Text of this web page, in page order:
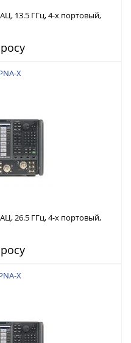
13.5 ГГц, 4-х портовый,
источник, аттенюаторы,
X
26.5 ГГц, 4-х портовый,
источник, аттенюаторы,
X